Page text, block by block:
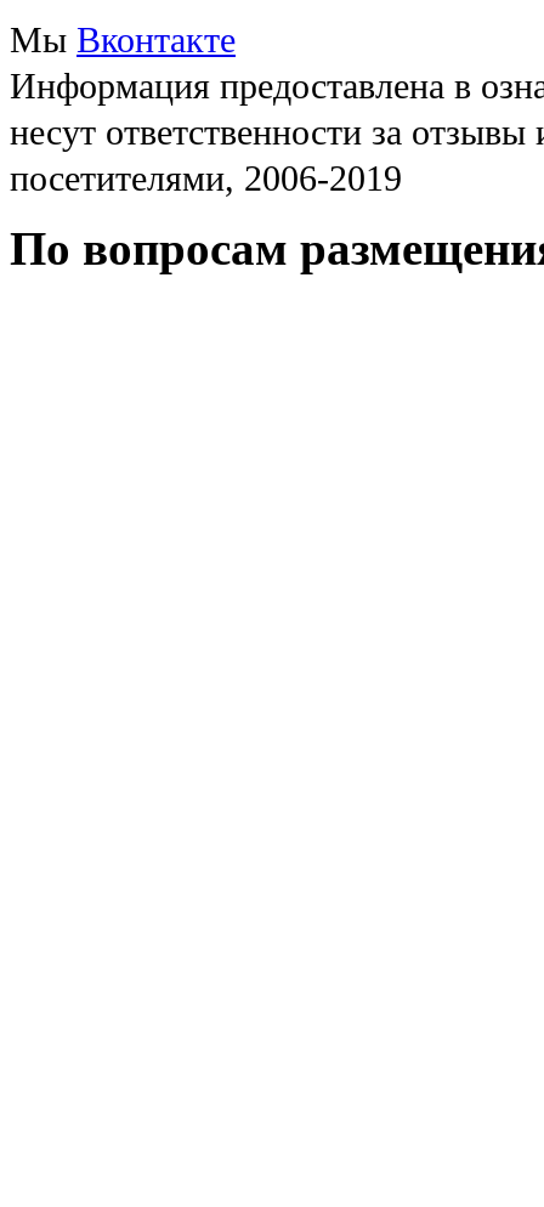
Мы Вконтакте
Информация предоставлена в
несут ответственности за
посетителями, 2006-2019
По вопросам